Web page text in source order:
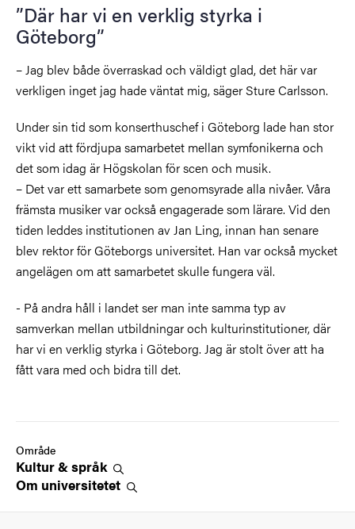
”Där har vi en verklig styrka i
Göteborg”
– Jag blev både överraskad och väldigt glad, det här var
verkligen inget jag hade väntat mig, säger Sture Carlsson.
Under sin tid som konserthuschef i Göteborg lade han stor
vikt vid att fördjupa samarbetet mellan symfonikerna och
det som idag är Högskolan för scen och musik.
– Det var ett samarbete som genomsyrade alla nivåer. Våra
främsta musiker var också engagerade som lärare. Vid den
tiden leddes institutionen av Jan Ling, innan han senare
blev rektor för Göteborgs universitet. Han var också mycket
angelägen om att samarbetet skulle fungera väl.
- På andra håll i landet ser man inte samma typ av
samverkan mellan utbildningar och kulturinstitutioner, där
har vi en verklig styrka i Göteborg. Jag är stolt över att ha
fått vara med och bidra till det.
Område
Kultur &språk
Om universitetet